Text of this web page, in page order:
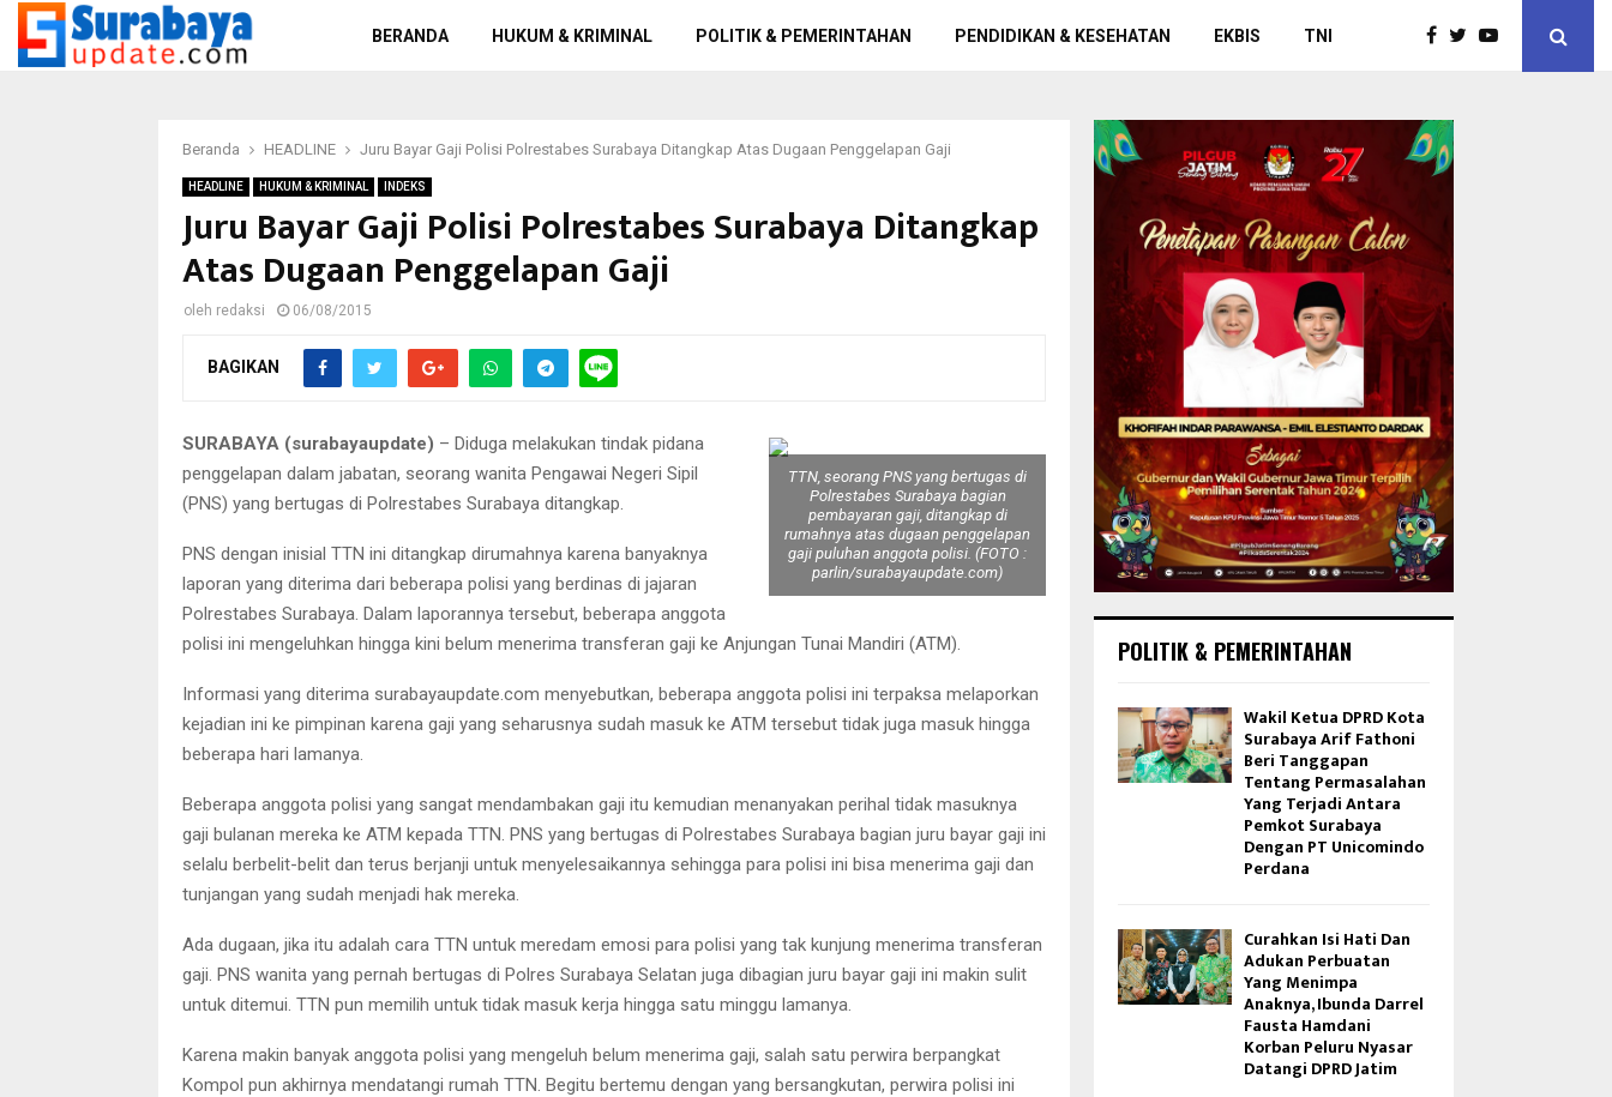
BERANDA HUKUM & KRIMINAL POLITIK & PEMERINTAHAN PENDIDIKAN & KESEHATAN EKBIS TNI
Beranda HEADLINE Juru Bayar Gaji Polisi Polrestabes Surabaya Ditangkap Atas Dugaan Penggelapan Gaji
HEADLINE HUKUM & KRIMINAL INDEKS
Juru Bayar Gaji Polisi Polrestabes Surabaya Ditangkap
Atas Dugaan Penggelapan Gaji
oleh redaksi 06/08/2015
BAGIKAN
TTN, seorang PNS yang bertugas di
Polrestabes Surabaya bagian
pembayaran gaji, ditangkap di
rumahnya atas dugaan penggelapan
gaji puluhan anggota polisi. (FOTO :
parlin/surabayaupdate.com)
SURABAYA (surabayaupdate) – Diduga melakukan tindak pidana
penggelapan dalam jabatan, seorang wanita Pengawai Negeri Sipil
(PNS) yang bertugas di Polrestabes Surabaya ditangkap.
PNS dengan inisial TTN ini ditangkap dirumahnya karena banyaknya
laporan yang diterima dari beberapa polisi yang berdinas di jajaran
Polrestabes Surabaya. Dalam laporannya tersebut, beberapa anggota
polisi ini mengeluhkan hingga kini belum menerima transferan gaji ke Anjungan Tunai Mandiri (ATM).
Informasi yang diterima surabayaupdate.com menyebutkan, beberapa anggota polisi ini terpaksa melaporkan
kejadian ini ke pimpinan karena gaji yang seharusnya sudah masuk ke ATM tersebut tidak juga masuk hingga
beberapa hari lamanya.
Beberapa anggota polisi yang sangat mendambakan gaji itu kemudian menanyakan perihal tidak masuknya
gaji bulanan mereka ke ATM kepada TTN. PNS yang bertugas di Polrestabes Surabaya bagian juru bayar gaji ini
selalu berbelit-belit dan terus berjanji untuk menyelesaikannya sehingga para polisi ini bisa menerima gaji dan
tunjangan yang sudah menjadi hak mereka.
Ada dugaan, jika itu adalah cara TTN untuk meredam emosi para polisi yang tak kunjung menerima transferan
gaji. PNS wanita yang pernah bertugas di Polres Surabaya Selatan juga dibagian juru bayar gaji ini makin sulit
untuk ditemui. TTN pun memilih untuk tidak masuk kerja hingga satu minggu lamanya.
Karena makin banyak anggota polisi yang mengeluh belum menerima gaji, salah satu perwira berpangkat
Kompol pun akhirnya mendatangi rumah TTN. Begitu bertemu dengan yang bersangkutan, perwira polisi ini
POLITIK & PEMERINTAHAN
Wakil Ketua DPRD Kota
Surabaya Arif Fathoni
Beri Tanggapan
Tentang Permasalahan
Yang Terjadi Antara
Pemkot Surabaya
Dengan PT Unicomindo
Perdana
Curahkan Isi Hati Dan
Adukan Perbuatan
Yang Menimpa
Anaknya, Ibunda Darrel
Fausta Hamdani
Korban Peluru Nyasar
Datangi DPRD Jatim